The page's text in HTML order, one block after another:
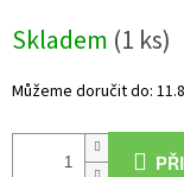
cena:
Skladem (1 ks)
Můžeme doručit do: